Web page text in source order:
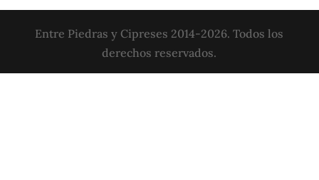
Entre Piedras y Cipreses 2014-2026. Todos los
derechos reservados.